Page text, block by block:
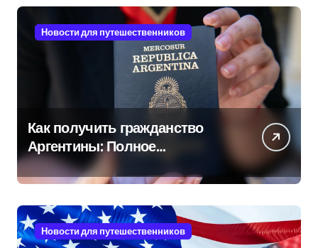
Новости для путешественников
Как получить гражданство
Аргентины: Полное
руководство
Новости для путешественников